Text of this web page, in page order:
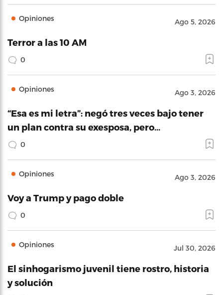
Opiniones Ago 5, 2026
Terror a las 10 AM
0
Opiniones Ago 3, 2026
“Esa es mi letra”: negó tres veces bajo tener
un plan contra su exesposa, pero…
0
Opiniones Ago 3, 2026
Voy a Trump y pago doble
0
Opiniones Jul 30, 2026
El sinhogarismo juvenil tiene rostro, historia
y solución